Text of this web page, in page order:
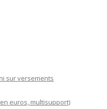
sur versements
euros, multisupport)